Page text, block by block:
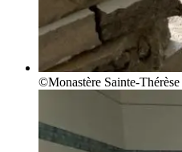
©Monastère Sainte-Thérèse